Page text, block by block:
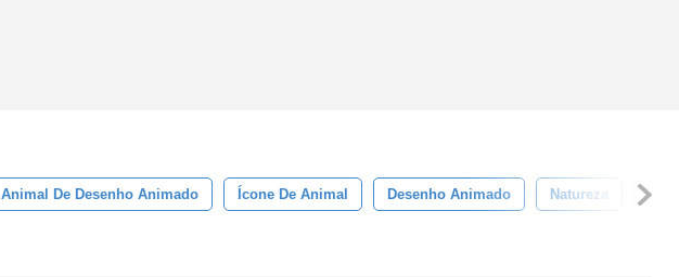
Animal De Desenho Animado Ícone De Animal Desenho Animado Natureza Fofa